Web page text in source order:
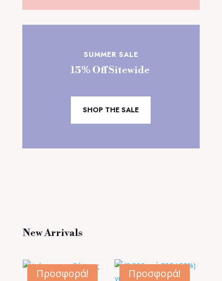
SUMMER SALE
15% Off Sitewide
SHOP THE SALE
New Arrivals
Προσφορά!
Προσφορά!